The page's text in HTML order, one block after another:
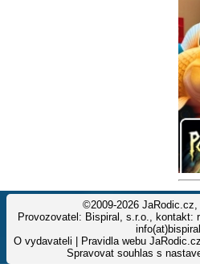
©2009-2026 JaRodic.cz,
Provozovatel: Bispiral, s.r.o., kontakt:
O vydavateli
Pravidla webu
Spravovat souhlas s